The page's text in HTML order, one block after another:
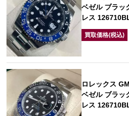
ベゼル ブラッ
レス
買取価格(税込)
ロレックス
ベゼル ブラッ
レス